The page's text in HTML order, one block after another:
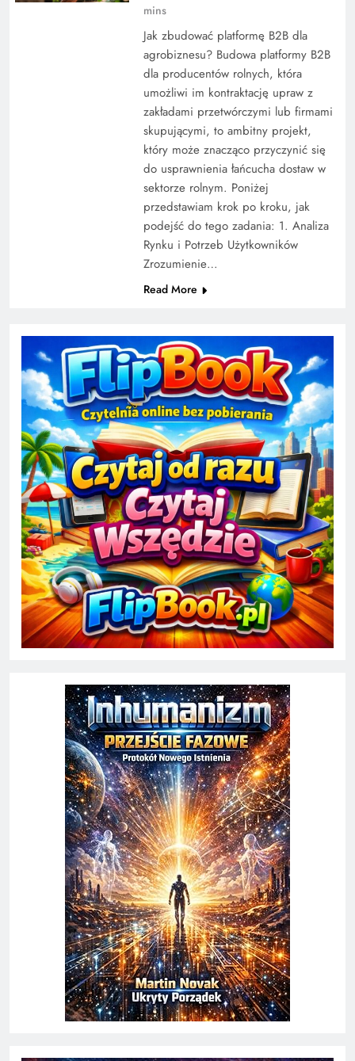
mins
Jak zbudować platformę B2B dla
agrobiznesu? Budowa platformy B2B
dla producentów rolnych, która
umożliwi im kontraktację upraw z
zakładami przetwórczymi lub firmami
skupującymi, to ambitny projekt,
który może znacząco przyczynić się
do usprawnienia łańcucha dostaw w
sektorze rolnym. Poniżej
przedstawiam krok po kroku, jak
podejść do tego zadania: 1. Analiza
Rynku i Potrzeb Użytkowników
Zrozumienie…
Read More